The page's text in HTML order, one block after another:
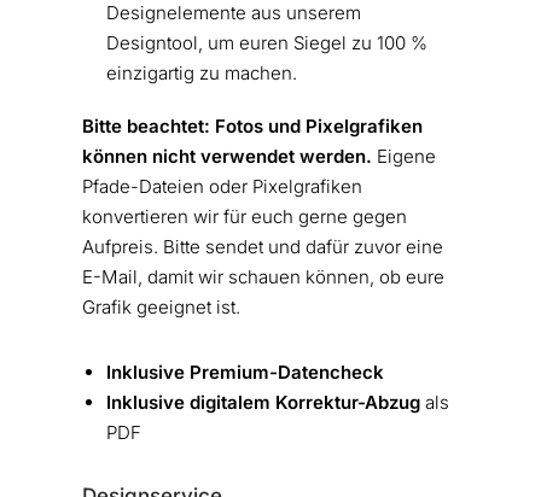
Designelemente aus unserem
Designtool, um euren Siegel zu 100 %
einzigartig zu machen.
Bitte beachtet: Fotos und Pixelgrafiken
können nicht verwendet werden. Eigene
Pfade-Dateien oder Pixelgrafiken
konvertieren wir für euch gerne gegen
Aufpreis. Bitte sendet und dafür zuvor eine
E-Mail, damit wir schauen können, ob eure
Grafik geeignet ist.
Inklusive Premium-Datencheck
Inklusive digitalem Korrektur-Abzugals
PDF